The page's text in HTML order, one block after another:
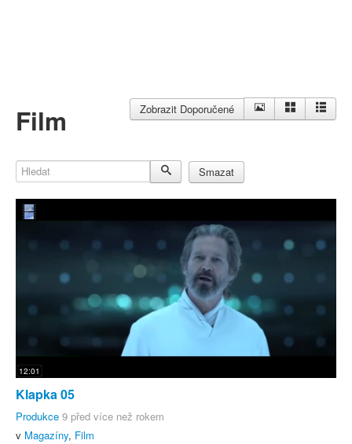
Film Zobrazit Doporučené
Hledat Smazat
12:01
Klapka 05
Produkce 9 před více než rokem
v Magazíny, Film